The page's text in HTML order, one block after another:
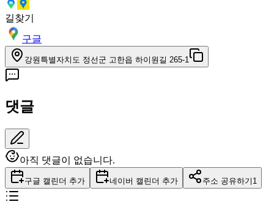
길찾기
구글
강원특별자치도 정선군 고한읍 하이원길 265-1
댓글
아직 댓글이 없습니다.
구글 캘린더 추가 네이버 캘린더 추가 주소 공유하기 1